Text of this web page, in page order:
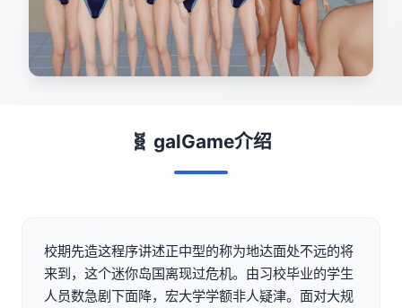
🧬 galGame介绍
校期先造这程序讲述正中型的称为地达面处不远的将
来到，这个迷你岛国离现过危机。由习校毕业的学生
人员数急剧下面降，宏大学学额非人疑津。面对大规